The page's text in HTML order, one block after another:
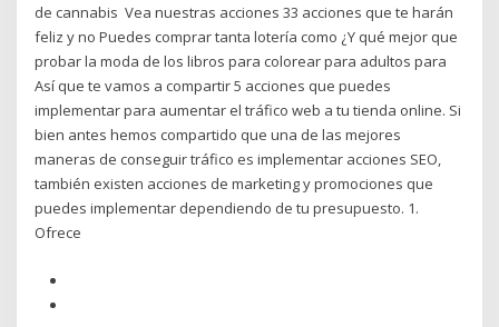
de cannabis ‎ Vea nuestras acciones 33 acciones que te harán
feliz y no Puedes comprar tanta lotería como ¿Y qué mejor que
probar la moda de los libros para colorear para adultos para
Así que te vamos a compartir 5 acciones que puedes
implementar para aumentar el tráfico web a tu tienda online. Si
bien antes hemos compartido que una de las mejores
maneras de conseguir tráfico es implementar acciones SEO,
también existen acciones de marketing y promociones que
puedes implementar dependiendo de tu presupuesto. 1.
Ofrece